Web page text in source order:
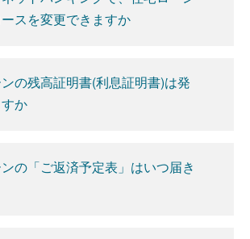
スを変更できますか
の残高証明書(利息証明書)は発
か
の「ご返済予定表」はいつ届き